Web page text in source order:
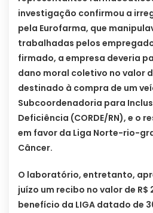
investigação confirmou a
pela Eurofarma, que
trabalhadas pelos
firmado, a empresa deveria
dano moral coletivo no valor
destinado à compra de um
Subcoordenadoria para
Deficiência (CORDE/RN), e o
em favor da Liga Norte-rio-
Câncer.
O laboratório, entretanto,
juízo um recibo no valor de
benefício da LIGA datado de